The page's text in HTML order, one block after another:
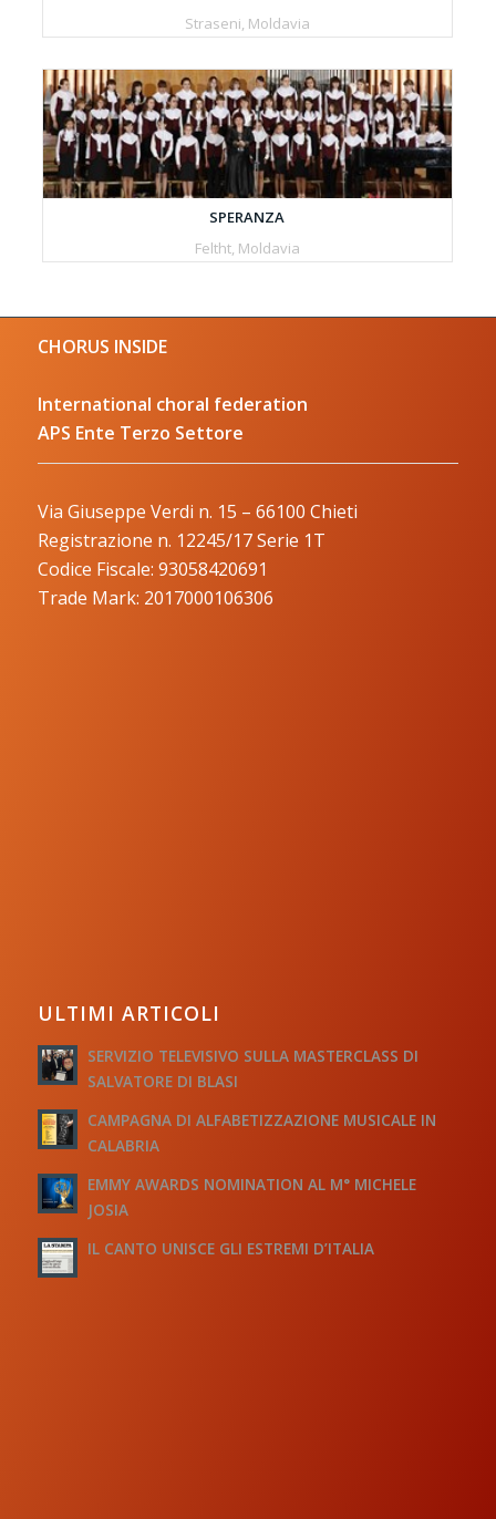
Straseni, Moldavia
SPERANZA
Feltht, Moldavia
CHORUS INSIDE
International choral federation
APS Ente Terzo Settore
Via Giuseppe Verdi n. 15 – 66100 Chieti
Registrazione n. 12245/17 Serie 1T
Codice Fiscale: 93058420691
Trade Mark: 2017000106306
ULTIMI ARTICOLI
SERVIZIO TELEVISIVO SULLA MASTERCLASS DI
SALVATORE DI BLASI
CAMPAGNA DI ALFABETIZZAZIONE MUSICALE IN
CALABRIA
EMMY AWARDS NOMINATION AL M° MICHELE
JOSIA
IL CANTO UNISCE GLI ESTREMI D’ITALIA